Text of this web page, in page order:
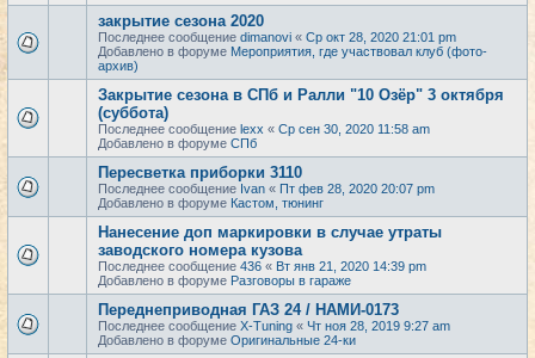
закрытие сезона 2020
Последнее сообщение dimanovi « Ср окт 28, 2020 21:01 pm
Добавлено в форуме Мероприятия, где участвовал клуб (фото-
архив)
Закрытие сезона в СПб и Ралли "10 Озёр" 3 октября
(суббота)
Последнее сообщение lexx « Ср сен 30, 2020 11:58 am
Добавлено в форуме СПб
Пересветка приборки 3110
Последнее сообщение Ivan « Пт фев 28, 2020 20:07 pm
Добавлено в форуме Кастом, тюнинг
Нанесение доп маркировки в случае утраты
заводского номера кузова
Последнее сообщение 436 « Вт янв 21, 2020 14:39 pm
Добавлено в форуме Разговоры в гараже
Переднеприводная ГАЗ 24 / НАМИ-0173
Последнее сообщение X-Tuning « Чт ноя 28, 2019 9:27 am
Добавлено в форуме Оригинальные 24-ки